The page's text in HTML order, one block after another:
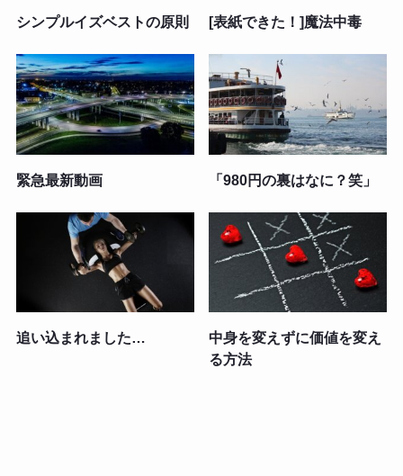
シンプルイズベストの原則 [表紙できた！]魔法中毒
緊急最新動画 「980円の裏はなに？笑」
追い込まれました…
中身を変えずに価値を変え
る方法